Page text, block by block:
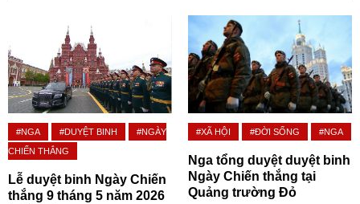
#NGA #DUYỆT BINH
#NGÀY
CHIẾN THẮNG
Lễ duyệt binh Ngày Chiến
thắng 9 tháng 5 năm 2026
#XÃ HỘI #ĐỜI SỐNG #NGA
Nga tổng duyệt duyệt binh
Ngày Chiến thắng tại
Quảng trường Đỏ